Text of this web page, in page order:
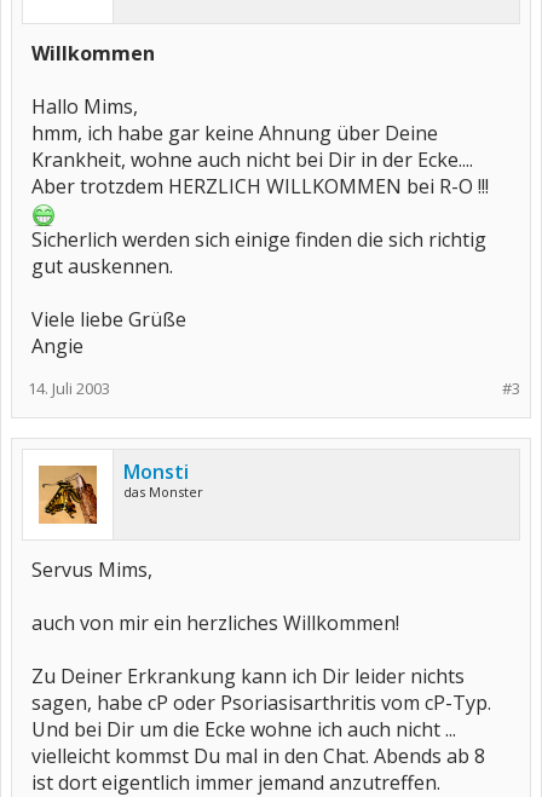
Willkommen
Hallo Mims,
hmm, ich habe gar keine Ahnung über Deine
Krankheit, wohne auch nicht bei Dir in der Ecke....
Aber trotzdem HERZLICH WILLKOMMEN bei R-O !!!
Sicherlich werden sich einige finden die sich richtig
gut auskennen.
Viele liebe Grüße
Angie
#3
14. Juli 2003
Monsti
das Monster
Servus Mims,
auch von mir ein herzliches Willkommen!
Zu Deiner Erkrankung kann ich Dir leider nichts
sagen, habe cP oder Psoriasisarthritis vom cP-Typ.
Und bei Dir um die Ecke wohne ich auch nicht ...
vielleicht kommst Du mal in den Chat. Abends ab 8
ist dort eigentlich immer jemand anzutreffen.